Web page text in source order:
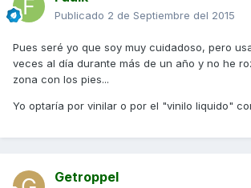
Publicado 2 de Septiembre del 2015
Pues seré yo que soy muy cuidadoso, pero
veces al día durante más de un año y no he
zona con los pies...
Yo optaría por vinilar o por el "vinilo liquido"
Getroppel